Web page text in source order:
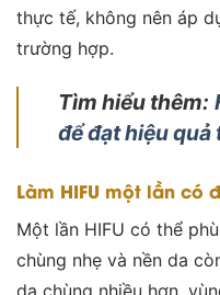
thực tế, không nên áp
trường hợp.
Tìm hiểu thêm:
để đạt hiệu quả
Làm HIFU một lần có
Một lần HIFU có thể
chùng nhẹ và nền da
da chùng nhiều hơn,